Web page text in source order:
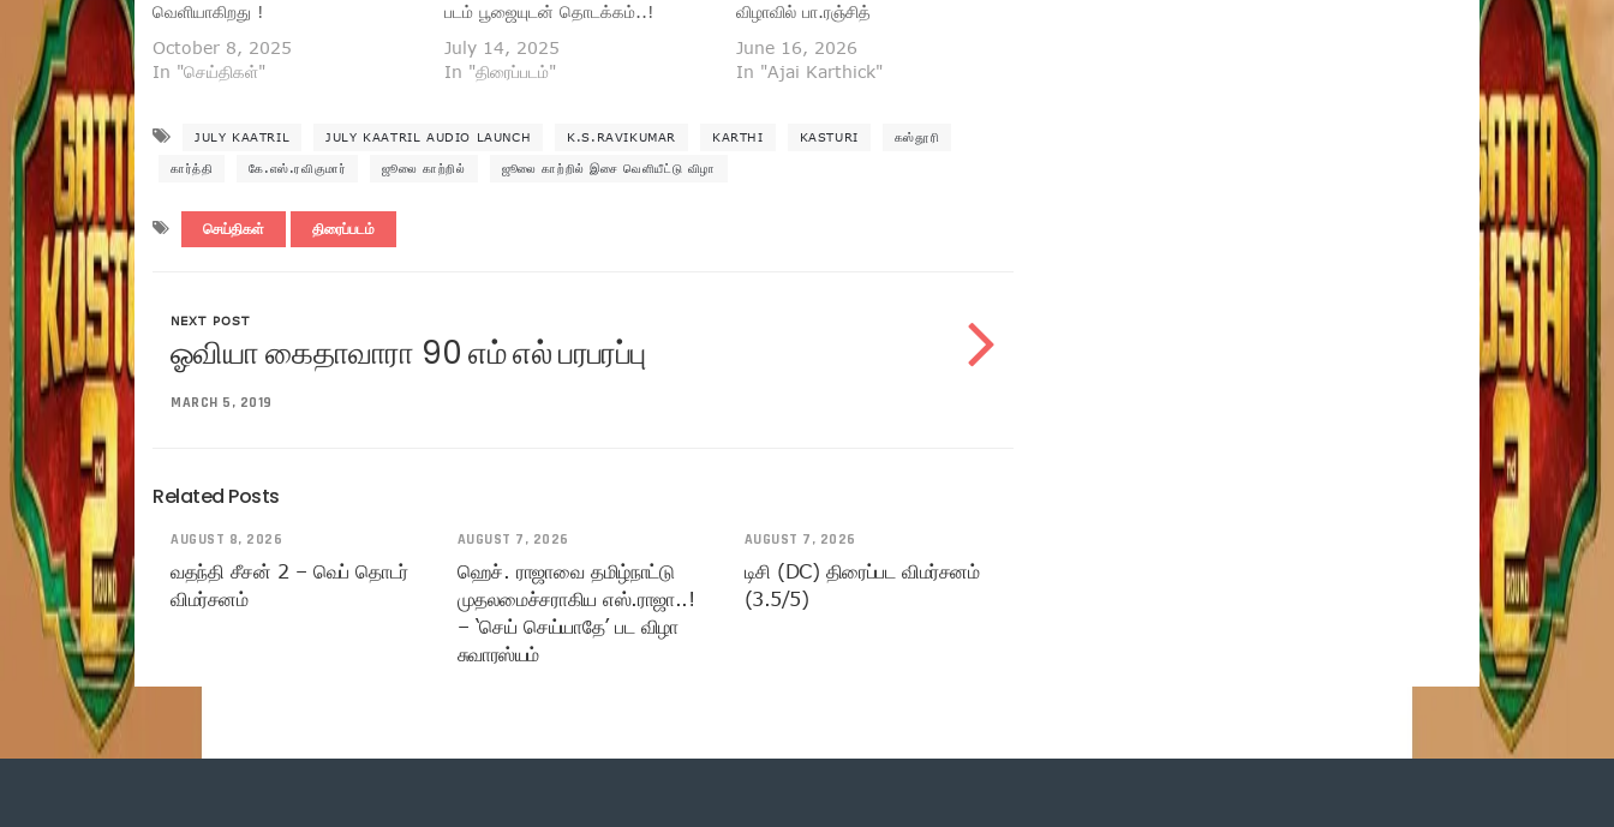
வெளியாகிறது !
October 8, 2025
In "செய்திகள்"
படம் பூஜையுடன் தொடக்கம்..!
July 14, 2025
In "திரைப்படம்"
விழாவில் பா.ரஞ்சித்
June 16, 2026
In "Ajai Karthick"
JULY KAATRIL JULY KAATRIL AUDIO LAUNCH K.S.RAVIKUMAR KARTHI KASTURI கஸ்தூரி
கார்த்தி கே.எஸ்.ரவிகுமார் ஜூலை காற்றில் ஜூலை காற்றில் இசை வெளியீட்டு விழா
செய்திகள் திரைப்படம்
NEXT POST
ஓவியா கைதாவாரா 90 எம் எல் பரபரப்பு
MARCH 5, 2019
Related Posts
AUGUST 8, 2026
வதந்தி சீசன் 2 – வெப் தொடர்
விமர்சனம்
AUGUST 7, 2026
ஹெச். ராஜாவை தமிழ்நாட்டு
முதலமைச்சராகிய எஸ்.ராஜா..!
– ‘செய் செய்யாதே’ பட விழா
சுவாரஸ்யம்
AUGUST 7, 2026
டிசி (DC) திரைப்பட விமர்சனம்
(3.5/5)